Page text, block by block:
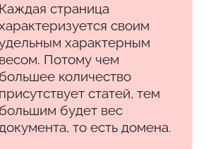
Каждая страница
своим
характерным
весом. Потому чем
большее количество
присутствует статей, тем
большим будет вес
то есть домена.